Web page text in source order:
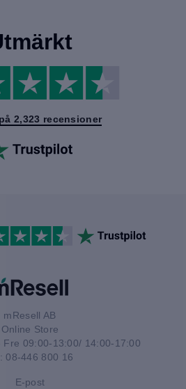
2,323 recensioner
mResell AB
Online Store
Fre 09:00-13:00/ 14:00-17:00
08-446 800 16
E-post